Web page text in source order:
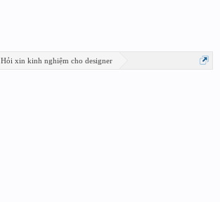
Hỏi xin kinh nghiệm cho designer